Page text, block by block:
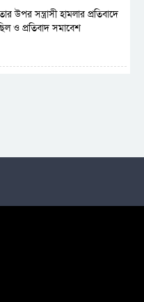
উপর সন্ত্রাসী হামলার প্রতিবাদে
ও প্রতিবাদ সমাবেশ